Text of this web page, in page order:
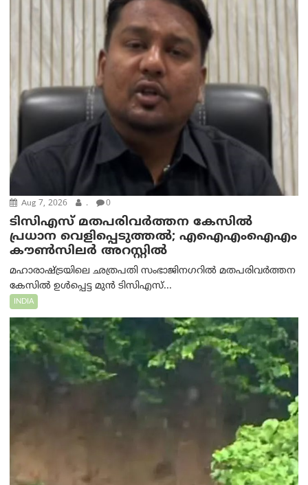
Aug 7, 2026 . 0
ടിസിഎസ് മതപരിവർത്തന കേസിൽ
പ്രധാന വെളിപ്പെടുത്തൽ; എഐഎംഐഎം
കൗൺസിലർ അറസ്റ്റിൽ
മഹാരാഷ്ട്രയിലെ ഛത്രപതി സംഭാജിനഗറിൽ മതപരിവർത്തന
കേസിൽ ഉൾപ്പെട്ട മുൻ ടിസിഎസ്...
INDIA